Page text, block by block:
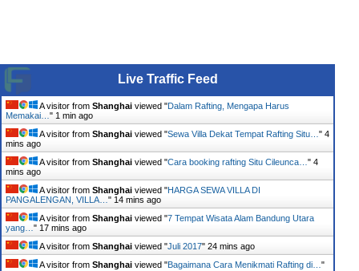
Live Traffic Feed
A visitor from Shanghai viewed "Dalam Rafting, Mengapa Harus
Memakai… " 1 min ago
A visitor from Shanghai viewed "Sewa Villa Dekat Tempat Rafting Situ… " 4
mins ago
A visitor from Shanghai viewed "Cara booking rafting Situ Cileunca… " 4
mins ago
A visitor from Shanghai viewed "HARGA SEWA VILLA DI
PANGALENGAN, VILLA… " 14 mins ago
A visitor from Shanghai viewed "7 Tempat Wisata Alam Bandung Utara
yang… " 17 mins ago
A visitor from Shanghai viewed "Juli 2017" 24 mins ago
A visitor from Shanghai viewed "Bagaimana Cara Menikmati Rafting di… "